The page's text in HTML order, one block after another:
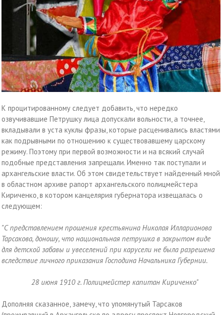
К процитированному следует добавить, что нередко
озвучивавшие Петрушку лица допускали вольности, а точнее,
вкладывали в уста куклы фразы, которые расценивались властями
как подрывными по отношению к существовавшему царскому
режиму. Поэтому при первой возможности и на всякий случай
подобные представления запрещали. Именно так поступали и
архангельские власти. Об этом свидетельствует найденный мной
в областном архиве рапорт архангельского полицмейстера
Кириченко, в котором канцелярия губернатора извещалась о
следующем:
"С представлением прошения крестьянина Николая Илларионова
Тарсакова, доношу, что национальная петрушка в закрытом виде
для детской забавы и увеселений при карусели не была разрешена
вследствие личного приказания Господина Начальника Губернии.
28 июня 1910 г. Полицмейстер капитан Кириченко"
Дополняя сказанное, замечу, что упомянутый Тарсаков